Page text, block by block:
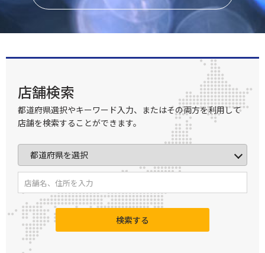
店舗検索
都道府県選択やキーワード入力、またはその両方を利用して
店舗を検索することができます。
検索する